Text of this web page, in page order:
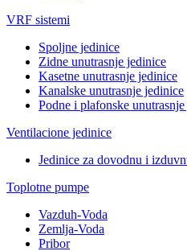
VRF sistemi
Spoljne jedinice
Zidne unutrasnje jedinice
Kasetne unutrasnje jedinice
Kanalske unutrasnje jedinice
Podne i plafonske
Ventilacione jedinice
Jedinice za dovodnu i
Toplotne pumpe
Vazduh-Voda
Zemlja-Voda
Pribor